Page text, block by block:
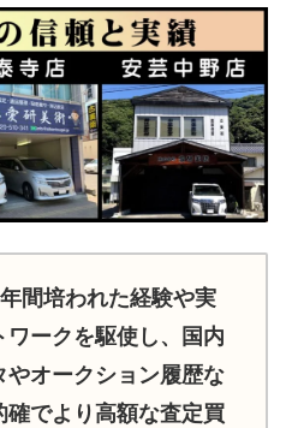
間培われた経験や実
ークを駆使し、国内
オークション履歴な
確でより高額な査定買